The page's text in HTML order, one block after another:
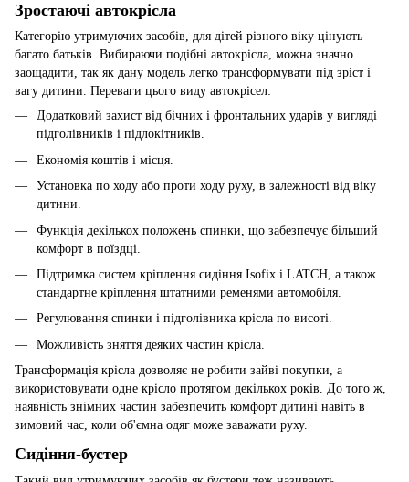
Зростаючі автокрісла
Категорію утримуючих засобів, для дітей різного віку цінують
багато батьків. Вибираючи подібні автокрісла, можна значно
заощадити, так як дану модель легко трансформувати під зріст і
вагу дитини. Переваги цього виду автокрісел:
Додатковий захист від бічних і фронтальних ударів у вигляді
підголівників і підлокітників.
Економія коштів і місця.
Установка по ходу або проти ходу руху, в залежності від віку
дитини.
Функція декількох положень спинки, що забезпечує більший
комфорт в поїздці.
Підтримка систем кріплення сидіння Isofix і LATCH, а також
стандартне кріплення штатними ременями автомобіля.
Регулювання спинки і підголівника крісла по висоті.
Можливість зняття деяких частин крісла.
Трансформація крісла дозволяє не робити зайві покупки, а
використовувати одне крісло протягом декількох років. До того ж,
наявність знімних частин забезпечить комфорт дитині навіть в
зимовий час, коли об'ємна одяг може заважати руху.
Сидіння-бустер